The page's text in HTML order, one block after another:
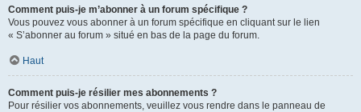
Comment puis-je m’abonner à un forum spécifique ?
Vous pouvez vous abonner à un forum spécifique en cliquant sur le lien
« S’abonner au forum » situé en bas de la page du forum.
Haut
Comment puis-je résilier mes abonnements ?
Pour résilier vos abonnements, veuillez vous rendre dans le panneau de